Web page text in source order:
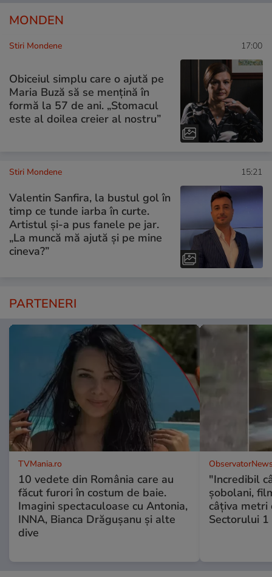
MONDEN
Stiri Mondene 17:00
Obiceiul simplu care o ajută pe
Maria Buză să se mențină în
formă la 57 de ani. „Stomacul
este al doilea creier al nostru”
Stiri Mondene 15:21
Valentin Sanfira, la bustul gol în
timp ce tunde iarba în curte.
Artistul și-a pus fanele pe jar.
„La muncă mă ajută și pe mine
cineva?”
PARTENERI
TVMania.ro
10 vedete din România care au
făcut furori în costum de baie.
Imagini spectaculoase cu Antonia,
INNA, Bianca Drăgușanu și alte
dive
"Incredibil
șobolani,
câțiva metri
Sectorului 1